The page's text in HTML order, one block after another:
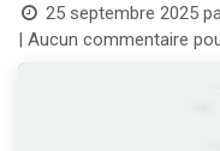
25 septembre 2025
| Aucun commentaire